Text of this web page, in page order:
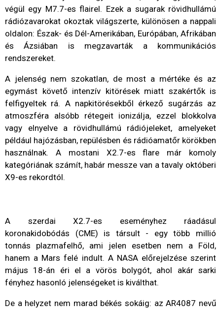
végül egy M7.7-es flairel. Ezek a sugarak rövidhullámú
rádiózavarokat okoztak világszerte, különösen a nappali
oldalon: Észak- és Dél-Amerikában, Európában, Afrikában
és Ázsiában is megzavarták a kommunikációs
rendszereket.
A jelenség nem szokatlan, de most a mértéke és az
egymást követő intenzív kitörések miatt szakértők is
felfigyeltek rá. A napkitörésekből érkező sugárzás az
atmoszféra alsóbb rétegeit ionizálja, ezzel blokkolva
vagy elnyelve a rövidhullámú rádiójeleket, amelyeket
például hajózásban, repülésben és rádióamatőr körökben
használnak. A mostani X2.7-es flare már komoly
kategóriának számít, habár messze van a tavaly októberi
X9-es rekordtól.
A szerdai X2.7-es eseményhez ráadásul
koronakidobódás (CME) is társult - egy több millió
tonnás plazmafelhő, ami jelen esetben nem a Föld,
hanem a Mars felé indult. A NASA előrejelzése szerint
május 18-án éri el a vörös bolygót, ahol akár sarki
fényhez hasonló jelenségeket is kiválthat.
De a helyzet nem marad békés sokáig: az AR4087 nevű